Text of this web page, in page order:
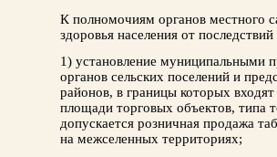
К полномочиям органов местного
здоровья населения от
1) установление муниципальными
органов сельских поселений и
районов, в границы которых
площади торговых объектов, типа
допускается розничная продажа
на межселенных территориях;